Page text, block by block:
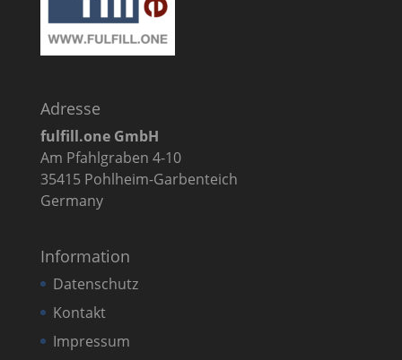
Adresse
fulfill.one GmbH
Am Pfahlgraben 4-10
35415 Pohlheim-Garbenteich
Germany
Information
Datenschutz
Kontakt
Impressum